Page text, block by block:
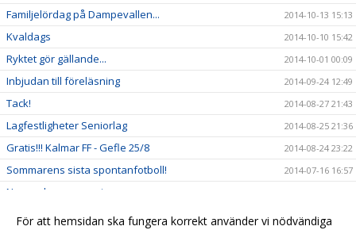
Familjelördag på Dampevallen... 2014-10-13 15:13
Kvaldags 2014-10-10 15:42
Ryktet gör gällande... 2014-10-01 00:09
Inbjudan till föreläsning 2014-09-24 12:49
Tack! 2014-08-27 21:43
Lagfestligheter Seniorlag 2014-08-25 21:36
Gratis!!! Kalmar FF - Gefle 25/8 2014-08-24 23:22
Sommarens sista spontanfotboll! 2014-07-16 16:57
Ny ungdomsansvarig
Träningskläder & Klubbshop 2014-06-19 16:54
För att hemsidan ska fungera korrekt använder vi nödvändiga